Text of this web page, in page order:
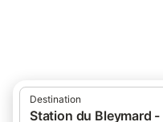
Destination
Station du Bleymard